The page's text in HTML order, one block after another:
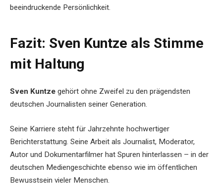
beeindruckende Persönlichkeit.
Fazit: Sven Kuntze als Stimme
mit Haltung
Sven Kuntze gehört ohne Zweifel zu den prägendsten
deutschen Journalisten seiner Generation.
Seine Karriere steht für Jahrzehnte hochwertiger
Berichterstattung. Seine Arbeit als Journalist, Moderator,
Autor und Dokumentarfilmer hat Spuren hinterlassen – in der
deutschen Mediengeschichte ebenso wie im öffentlichen
Bewusstsein vieler Menschen.